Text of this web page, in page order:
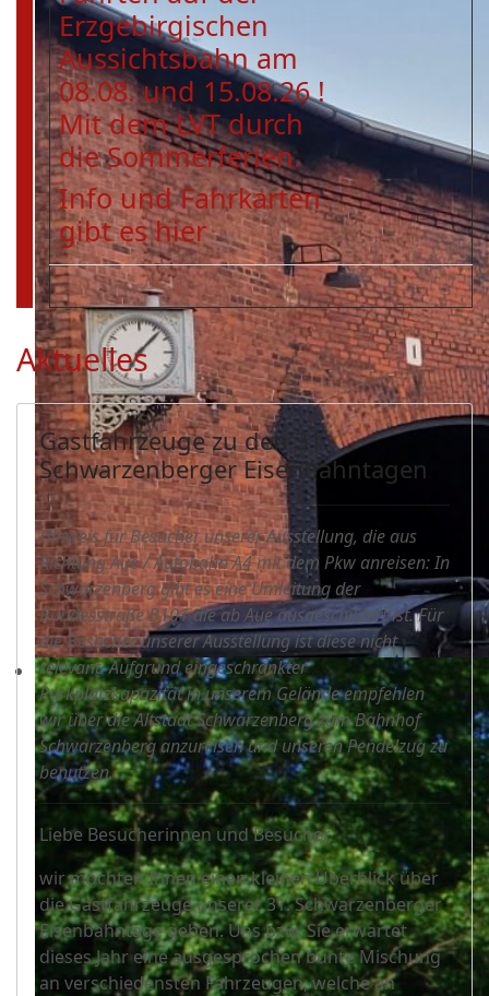
Erzgebirgischen
Aussichtsbahn am
08.08. und 15.08.26 !
Mit dem LVT durch
die Sommerferien.
Info und Fahrkarten
gibt es hier
Aktuelles
Gastfahrzeuge zu den 31.
Schwarzenberger Eisenbahntagen
Hinweis für Besucher unserer Ausstellung, die aus
Richtung Aue / Autobahn A4 mit dem Pkw anreisen: In
Schwarzenberg gibt es eine Umleitung der
Bundesstraße B101 die ab Aue ausgeschildert ist. Für
die Besucher unserer Ausstellung ist diese nicht
relevant. Aufgrund eingeschränkter
Parkplatzkapazität in unserem Gelände empfehlen
wir über die Altstadt Schwarzenberg zum Bahnhof
Schwarzenberg anzureisen und unseren Pendelzug zu
benutzen.
Liebe Besucherinnen und Besucher,
wir möchten Ihnen einen kleinen Überblick über
die Gastfahrzeuge unserer 31. Schwarzenberger
Eisenbahntage geben. Uns bzw. Sie erwartet
dieses Jahr eine ausgesprochen bunte Mischung
an verschiedensten Fahrzeugen, welche an